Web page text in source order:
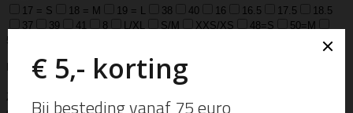
17 = S
18 = M 19 = L 38 40 16 16.5 17.5
18.5
37
39 41 8 L/XL S/M XXS/XS 48=S
50=M
52=L
S Jar
Materiaal
925 Sterling Zilver
925 sterling zilver en gold filled
Zilver geoxideerd, Goldfilled